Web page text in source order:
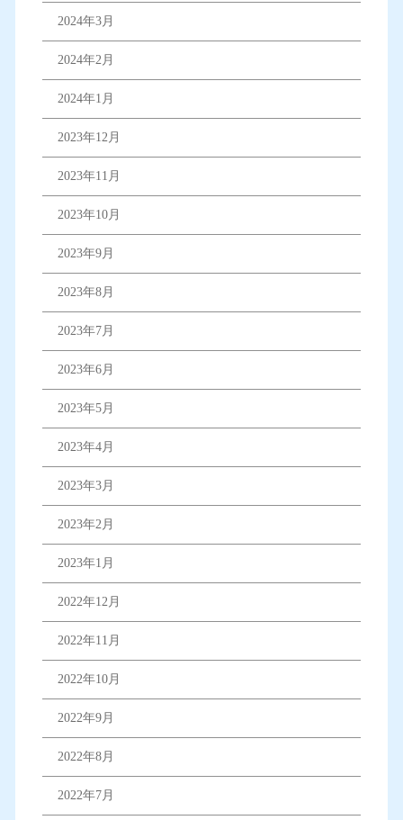
2024年3月
2024年2月
2024年1月
2023年12月
2023年11月
2023年10月
2023年9月
2023年8月
2023年7月
2023年6月
2023年5月
2023年4月
2023年3月
2023年2月
2023年1月
2022年12月
2022年11月
2022年10月
2022年9月
2022年8月
2022年7月